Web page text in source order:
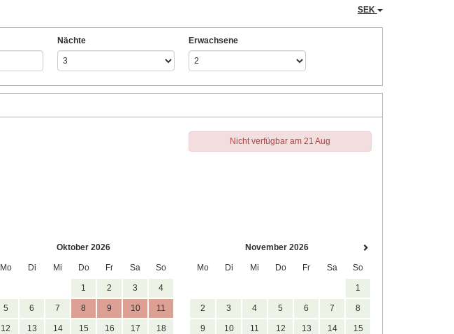
SEK
Nächte Erwachsene
Nicht verfügbar am 21 Aug
Oktober 2026
Mo Di Mi Do Fr Sa So
1 2 3 4
5 6 7 8 9 10 11
12 13 14 15 16 17 18
November 2026
Mo Di Mi Do Fr Sa So
1
2 3 4 5 6 7 8
9 10 11 12 13 14 15